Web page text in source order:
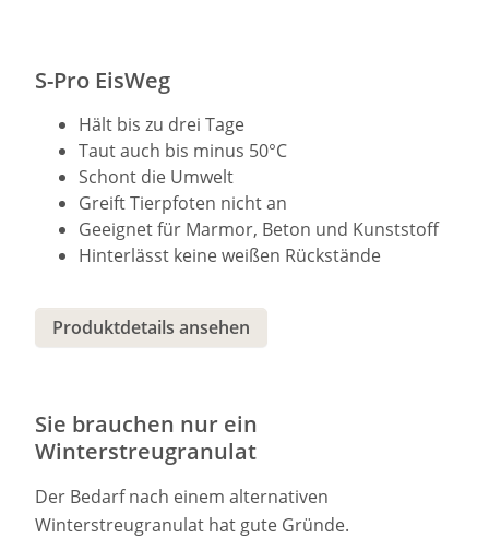
S-Pro EisWeg
Hält bis zu drei Tage
Taut auch bis minus 50°C
Schont die Umwelt
Greift Tierpfoten nicht an
Geeignet für Marmor, Beton und Kunststoff
Hinterlässt keine weißen Rückstände
Produktdetails ansehen
Sie brauchen nur ein
Winterstreugranulat
Der Bedarf nach einem alternativen
Winterstreugranulat hat gute Gründe.